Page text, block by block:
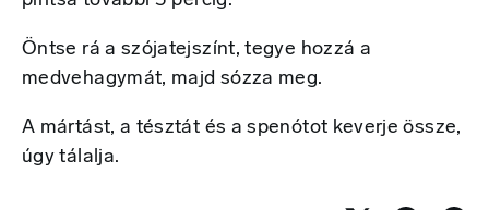
Öntse rá a szójatejszínt, tegye hozzá a
medvehagymát, majd sózza meg.
A mártást, a tésztát és a spenótot keverje össze,
úgy tálalja.